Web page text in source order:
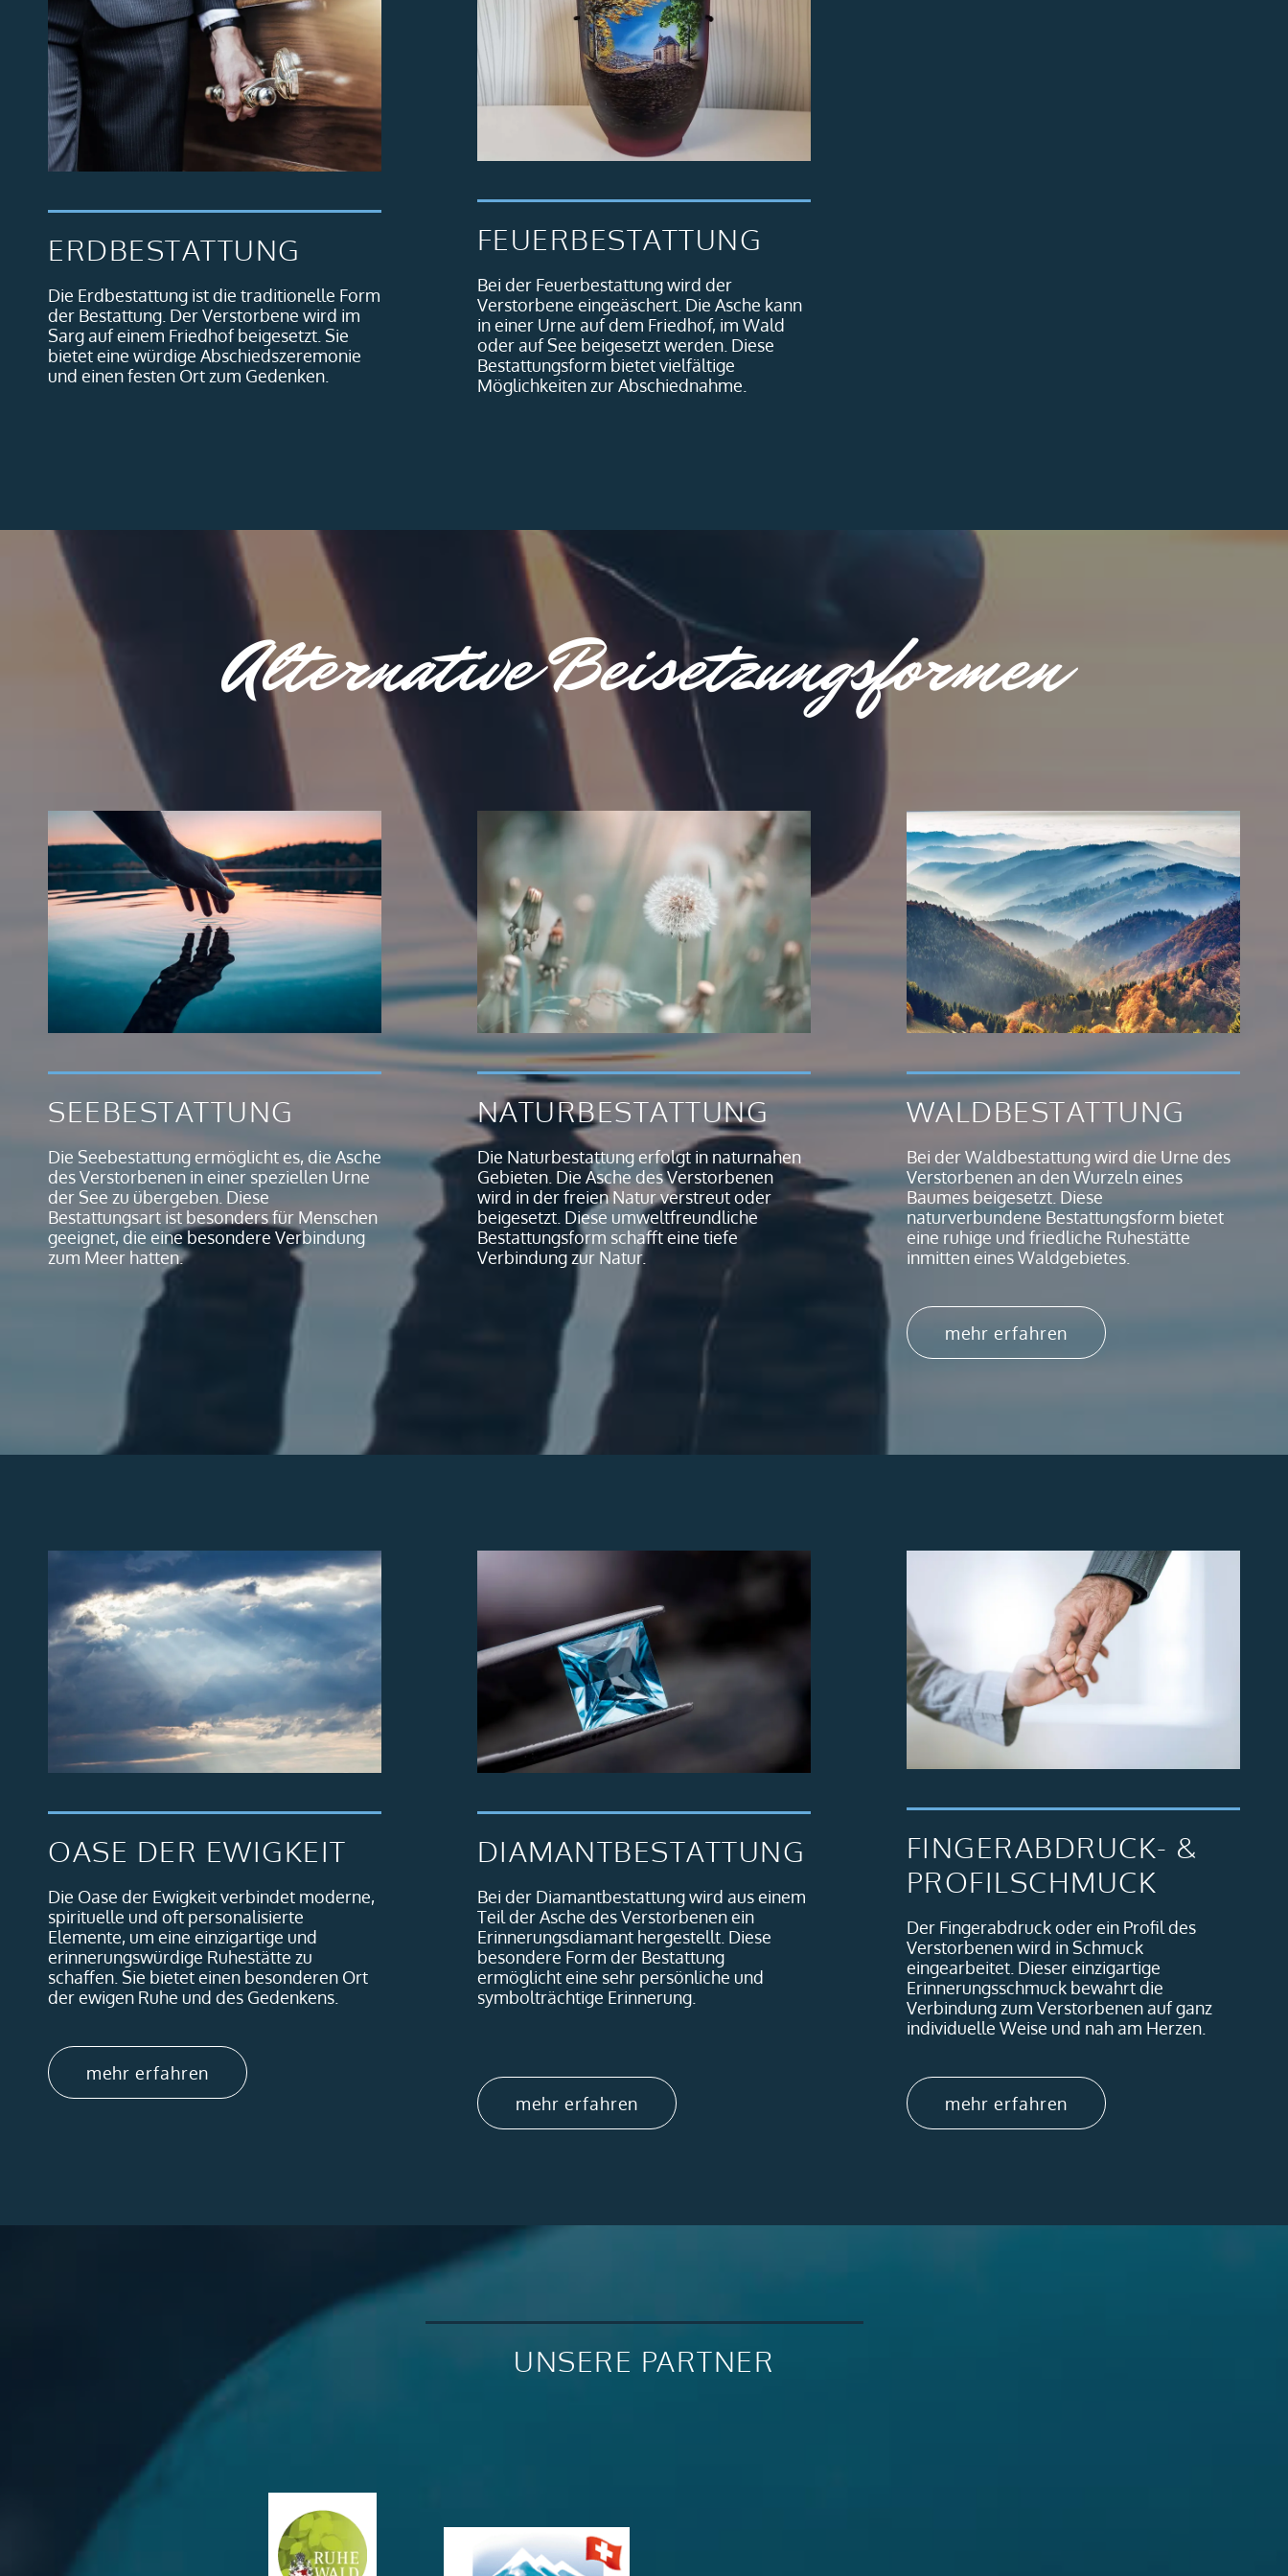
ERDBESTATTUNG
Die Erdbestattung ist die traditionelle Form
der Bestattung. Der Verstorbene wird im
Sarg auf einem Friedhof beigesetzt. Sie
bietet eine würdige Abschiedszeremonie
und einen festen Ort zum Gedenken.
FEUERBESTATTUNG
Bei der Feuerbestattung wird der
Verstorbene eingeäschert. Die Asche kann
in einer Urne auf dem Friedhof, im Wald
oder auf See beigesetzt werden. Diese
Bestattungsform bietet vielfältige
Möglichkeiten zur Abschiednahme.
Alternative Beisetzungsformen
SEEBESTATTUNG
Die Seebestattung ermöglicht es, die Asche
des Verstorbenen in einer speziellen Urne
der See zu übergeben. Diese
Bestattungsart ist besonders für Menschen
geeignet, die eine besondere Verbindung
zum Meer hatten.
NATURBESTATTUNG
Die Naturbestattung erfolgt in naturnahen
Gebieten. Die Asche des Verstorbenen
wird in der freien Natur verstreut oder
beigesetzt. Diese umweltfreundliche
Bestattungsform schafft eine tiefe
Verbindung zur Natur.
WALDBESTATTUNG
Bei der Waldbestattung wird die Urne des
Verstorbenen an den Wurzeln eines
Baumes beigesetzt. Diese
naturverbundene Bestattungsform bietet
eine ruhige und friedliche Ruhestätte
inmitten eines Waldgebietes.
mehr erfahren
OASE DER EWIGKEIT
Die Oase der Ewigkeit verbindet moderne,
spirituelle und oft personalisierte
Elemente, um eine einzigartige und
erinnerungswürdige Ruhestätte zu
schaffen. Sie bietet einen besonderen Ort
der ewigen Ruhe und des Gedenkens.
mehr erfahren
DIAMANTBESTATTUNG
Bei der Diamantbestattung wird aus einem
Teil der Asche des Verstorbenen ein
Erinnerungsdiamant hergestellt. Diese
besondere Form der Bestattung
ermöglicht eine sehr persönliche und
symbolträchtige Erinnerung.
mehr erfahren
FINGERABDRUCK- &
PROFILSCHMUCK
Der Fingerabdruck oder ein Profil des
Verstorbenen wird in Schmuck
eingearbeitet. Dieser einzigartige
Erinnerungsschmuck bewahrt die
Verbindung zum Verstorbenen auf ganz
individuelle Weise und nah am Herzen.
mehr erfahren
UNSERE PARTNER